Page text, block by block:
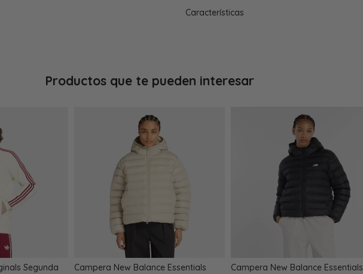
Características
Productos que te pueden interesar
Segunda
Campera New Balance Essentials
Campera New Balance Essentials